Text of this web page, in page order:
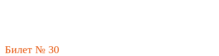
Билет № 30